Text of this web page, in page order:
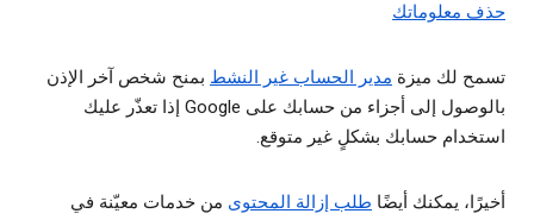
حذف معلوماتك
تسمح لك ميزة مدير الحساب غير النشط بمنح شخص آخر الإذن
بالوصول إلى أجزاء من حسابك على Google إذا تعذّر عليك
استخدام حسابك بشكلٍ غير متوقع.
أخيرًا، يمكنك أيضًا طلب إزالة المحتوى من خدمات معيّنة في